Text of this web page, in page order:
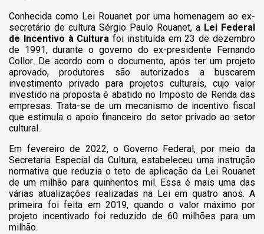
Conhecida como Lei Rouanet por uma homenagem ao ex-
secretário de cultura Sérgio Paulo Rouanet, a Lei Federal
de Incentivo à Culturafoi instituída em 23 de dezembro
de 1991, durante o governo do ex-presidente Fernando
Collor. De acordo com o documento, após ter um projeto
aprovado, produtores são autorizados a buscarem
investimento privado para projetos culturais, cujo valor
investido na proposta é abatido no Imposto de Renda das
empresas. Trata-se de um mecanismo de incentivo fiscal
que estimula o apoio financeiro do setor privado ao setor
cultural.
Em fevereiro de 2022, o Governo Federal, por meio da
Secretaria Especial da Cultura, estabeleceu uma instrução
normativa que reduzia o teto de aplicação da Lei Rouanet
de um milhão para quinhentos mil. Essa é mais uma das
várias atualizações realizadas na Lei em quatro anos. A
primeira foi feita em 2019, quando o valor máximo por
projeto incentivado foi reduzido de 60 milhões para um
milhão.